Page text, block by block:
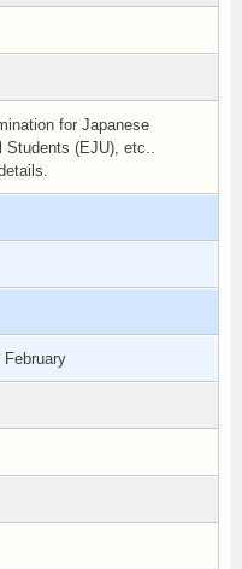
for Japanese
Students (EJU), etc..